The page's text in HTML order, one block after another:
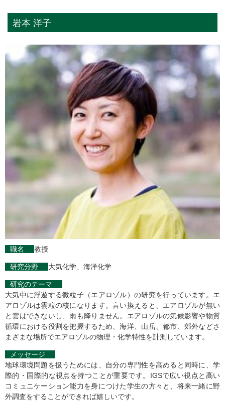
岩本 洋子
職名 教授
研究分野 大気化学、海洋化学
研究のテーマ
大気中に浮遊する微粒子（エアロゾル）の研究を行っています。エ
アロゾルは雲粒の核になります。言い換えると、エアロゾルが無い
と雲はできないし、雨も降りません。エアロゾルの気候影響や物質
循環における役割を把握するため、海洋、山岳、都市、郊外などさ
まざまな場所でエアロゾルの物理・化学特性を計測しています。
メッセージ
地球環境問題を扱うためには、自分の専門性を高めると同時に、学
際的・国際的な視点を持つことが重要です。IGSで広い視点と高い
コミュニケーション能力を身につけた学生の方々と、将来一緒に野
外調査をすることができれば嬉しいです。